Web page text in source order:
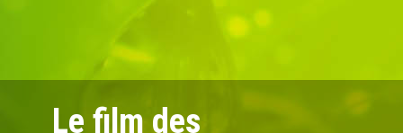
Le film des